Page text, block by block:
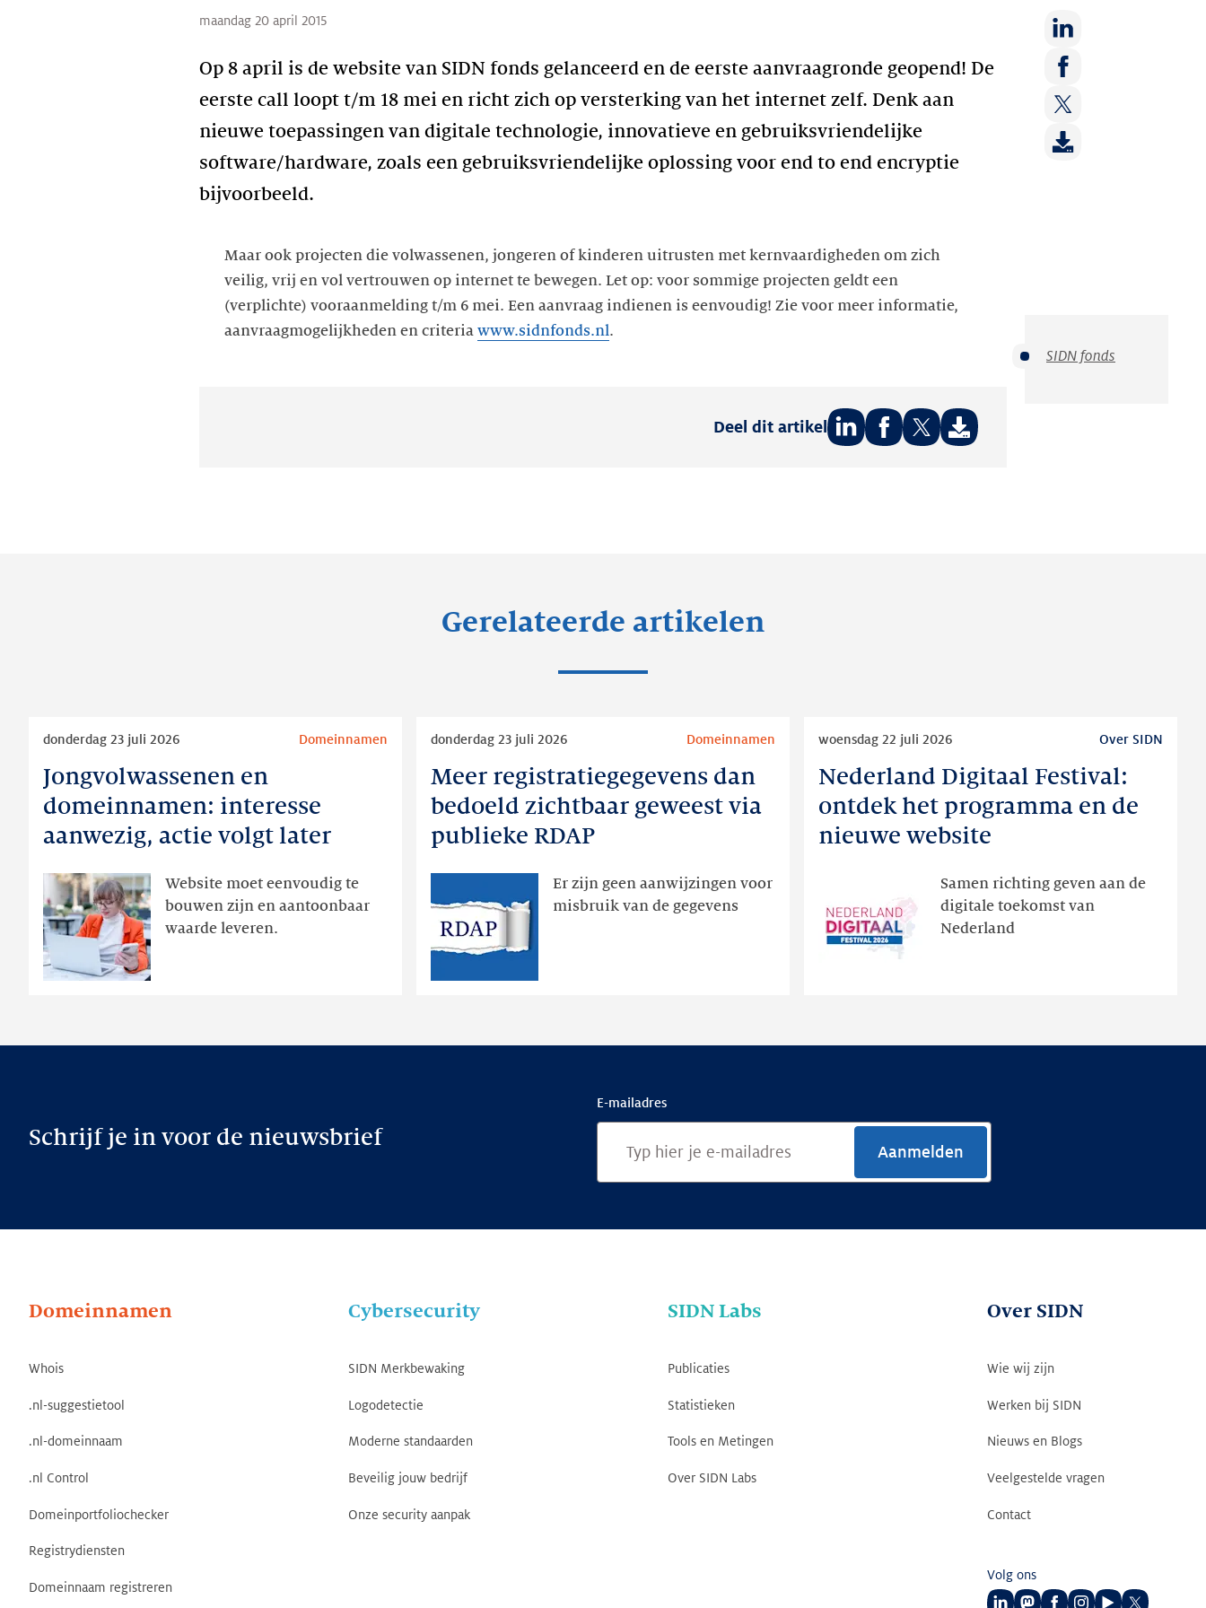
maandag 20 april 2015
Op 8 april is de website van SIDN fonds gelanceerd en de eerste aanvraagronde geopend! De
eerste call loopt t/m 18 mei en richt zich op versterking van het internet zelf. Denk aan
nieuwe toepassingen van digitale technologie, innovatieve en gebruiksvriendelijke
software/hardware, zoals een gebruiksvriendelijke oplossing voor end to end encryptie
bijvoorbeeld.
Deel
op:
LinkedIn
Deel
Facebook
Deel
op:
SIDN fonds
Maar ook projecten die volwassenen, jongeren of kinderen uitrusten met kernvaardigheden om zich
veilig, vrij en vol vertrouwen op internet te bewegen. Let op: voor sommige projecten geldt een
(verplichte) vooraanmelding t/m 6 mei. Een aanvraag indienen is eenvoudig! Zie voor meer informatie,
aanvraagmogelijkheden en criteria www.sidnfonds.nl.
Deel dit artikel
Gerelateerde artikelen
Jongvolwassenen en
domeinnamen: interesse
aanwezig, actie volgt later
donderdag 23 juli 2026 Domeinnamen
Website moet eenvoudig te
bouwen zijn en aantoonbaar
waarde leveren.
Jongvolwassenen
domeinnamen:
interesse
volgt
later
Meer registratiegegevens dan
bedoeld zichtbaar geweest via
publieke RDAP
donderdag 23 juli 2026 Domeinnamen
Er zijn geen aanwijzingen voor
misbruik van de gegevens
Meer
registratiegegevens
dan
bedoeld
via
publieke
RDAP
Nederland Digitaal Festival:
ontdek het programma en de
nieuwe website
woensdag 22 juli 2026 Over SIDN
Samen richting geven aan de
digitale toekomst van
Nederland
Nederland
Festival:
ontdek
Schrijf je in voor de nieuwsbrief
E-mailadres
Aanmelden
Domeinnamen
Whois
.nl-suggestietool
.nl-domeinnaam
.nl Control
Domeinportfoliochecker
Registrydiensten
Domeinnaam registreren
Cybersecurity
SIDN Merkbewaking
Logodetectie
Moderne standaarden
Beveilig jouw bedrijf
Onze security aanpak
SIDN Labs
Publicaties
Statistieken
Tools en Metingen
Over SIDN Labs
Over SIDN
Wie wij zijn
Werken bij SIDN
Nieuws en Blogs
Veelgestelde vragen
Contact
Volg ons